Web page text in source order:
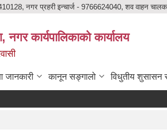
नगर प्रहरी इन्चार्ज - 9766624040, शव वाहन
नगर कार्यपालिकाको कार्यालय
जानकारी कानून सङ्गालो विधुतीय शुसासन